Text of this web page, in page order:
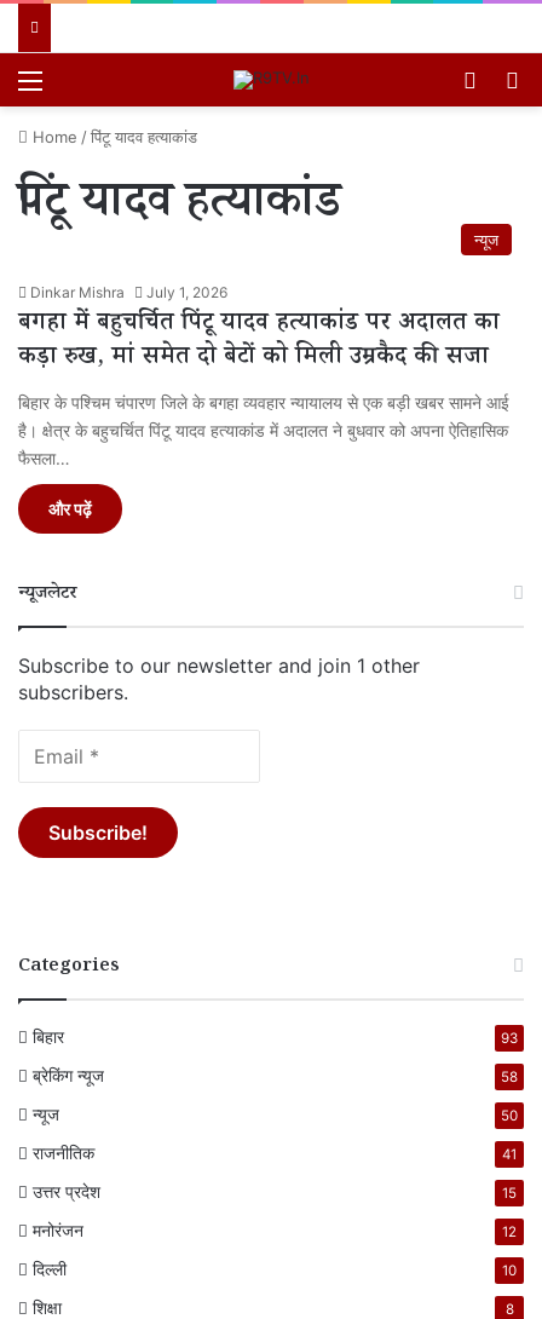
Home /पिंटू यादव हत्याकांड
पिंटू यादव हत्याकांड न्यूज
Dinkar Mishra July 1, 2026
बगहा में बहुचर्चित पिंटू यादव हत्याकांड पर अदालत का
कड़ा रुख, मां समेत दो बेटों को मिली उम्रकैद की सजा
बिहार के पश्चिम चंपारण जिले के बगहा व्यवहार न्यायालय से एक बड़ी खबर सामने आई
है। क्षेत्र के बहुचर्चित पिंटू यादव हत्याकांड में अदालत ने बुधवार को अपना ऐतिहासिक
फैसला…
और पढ़ें
न्यूजलेटर
Subscribe to our newsletter and join 1 other
subscribers.
Categories
बिहार 93
ब्रेकिंग न्यूज 58
न्यूज 50
राजनीतिक 41
उत्तर प्रदेश 15
मनोरंजन 12
दिल्ली 10
शिक्षा 8